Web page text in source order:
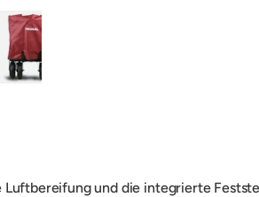
und die integrierte